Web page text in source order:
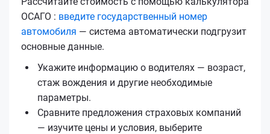
ОСАГО : введите государственный номер
автомобиля — система автоматически подгрузит
основные данные.
Укажите информацию о водителях — возраст,
стаж вождения и другие необходимые
параметры.
Сравните предложения страховых компаний
— изучите цены и условия, выберите